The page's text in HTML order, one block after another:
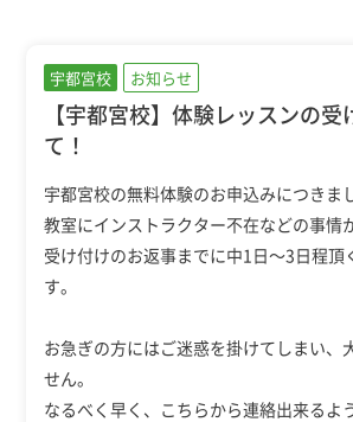
宇都宮校 お知らせ
【宇都宮校】体験レッスンの
て！
宇都宮校の無料体験のお申込みにつきま
教室にインストラクター不在などの事情
受け付けのお返事までに中1日～3日程頂
す。
お急ぎの方にはご迷惑を掛けてしまい、
せん。
なるべく早く、こちらから連絡出来るよ